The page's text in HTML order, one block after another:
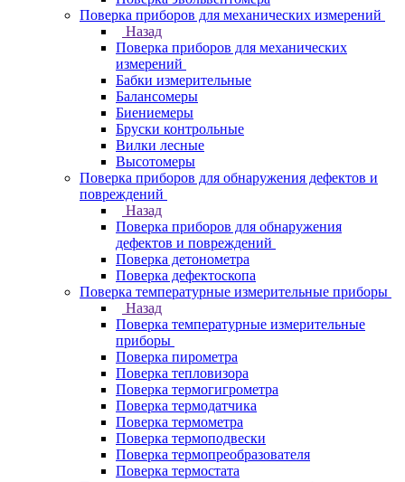
Поверка приборов для механических измерений
Назад
Поверка приборов для механических
измерений
Бабки измерительные
Балансомеры
Биениемеры
Бруски контрольные
Вилки лесные
Высотомеры
Поверка приборов для обнаружения дефектов и
повреждений
Назад
Поверка приборов для обнаружения
дефектов и повреждений
Поверка детонометра
Поверка дефектоскопа
Поверка температурные измерительные приборы
Назад
Поверка температурные измерительные
приборы
Поверка пирометра
Поверка тепловизора
Поверка термогигрометра
Поверка термодатчика
Поверка термометра
Поверка термоподвески
Поверка термопреобразователя
Поверка термостата